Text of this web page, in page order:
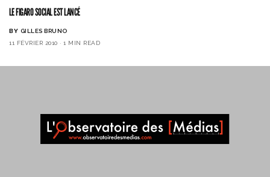
LE FIGARO SOCIAL EST LANCÉ
BY GILLES BRUNO
11 FÉVRIER 2010
1 MIN READ